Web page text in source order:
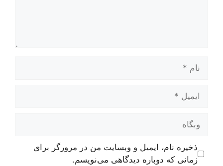
ایمیل
وبگاه
ذخیره نام، ایمیل و وبسایت من در مرورگر برای
زمانی که دوباره دیدگاهی می‌نویسم.